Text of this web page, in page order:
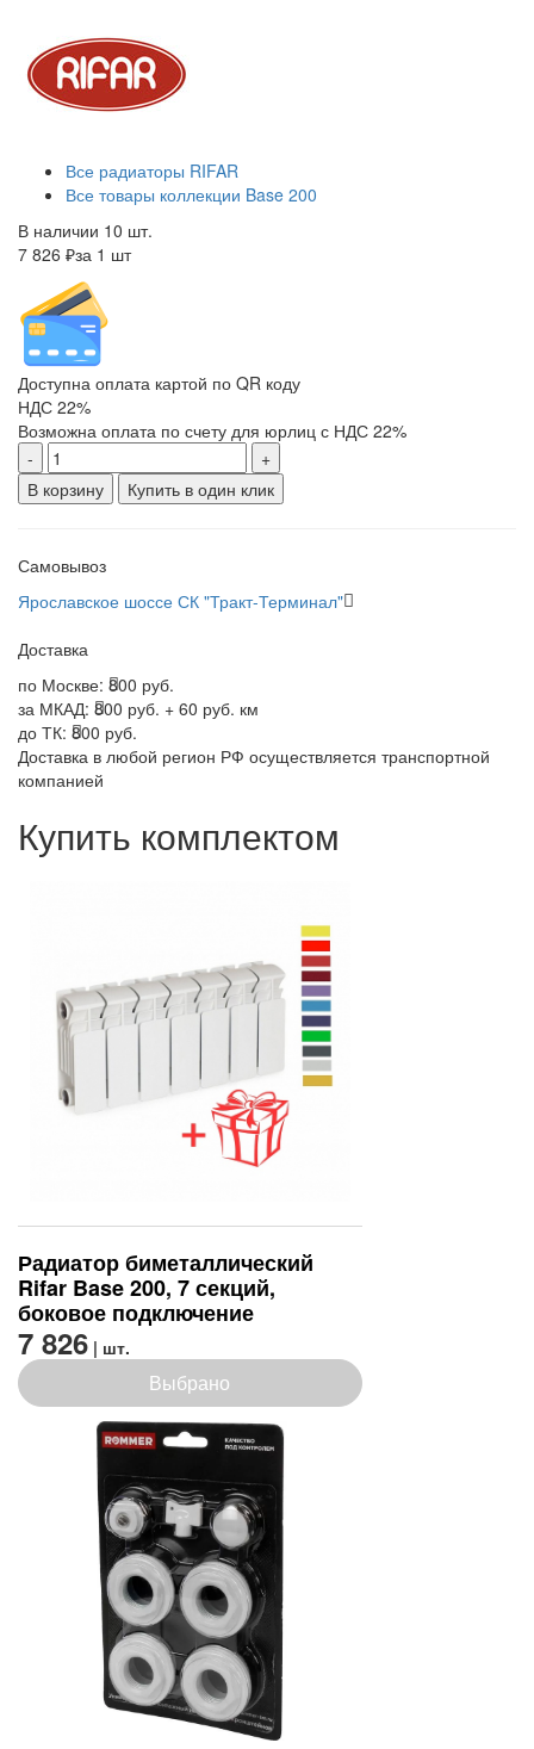
Все радиаторы RIFAR
Все товары коллекции Base 200
В наличии 10 шт.
7 826 ₽за 1 шт
Доступна оплата картой по QR коду
НДС 22%
Возможна оплата по счету для юрлиц с НДС 22%
-
+
В корзину
Купить в один клик
Самовывоз
Ярославское шоссе СК "Тракт-Терминал"
Доставка
по Москве: 800 руб.
за МКАД: 800 руб. + 60 руб. км
до ТК: 800 руб.
Доставка в любой регион РФ осуществляется транспортной
компанией
Купить комплектом
Радиатор биметаллический
Rifar Base 200, 7 секций,
боковое подключение
7 826 | шт.
Выбрано